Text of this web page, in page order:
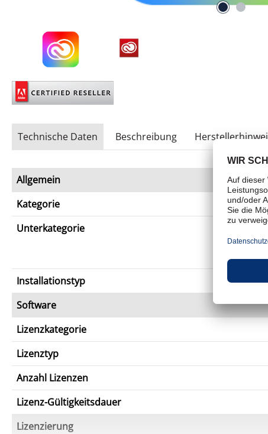
Technische Daten Beschreibung
Allgemein
Kategorie
Unterkategorie
Installationstyp
Software
Lizenzkategorie
Lizenztyp
Anzahl Lizenzen
Lizenz-Gültigkeitsdauer
Lizenzierung